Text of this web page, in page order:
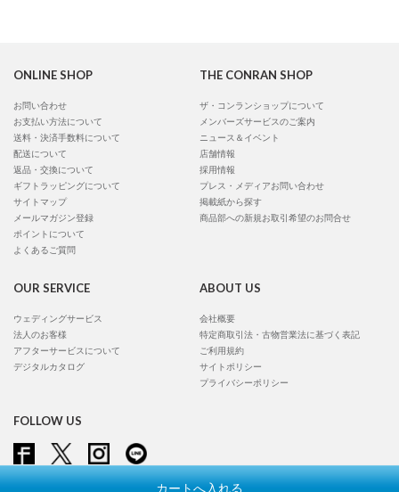
カートへ入れる
ONLINE SHOP
お問い合わせ
お支払い方法について
送料・決済手数料について
配送について
返品・交換について
ギフトラッピングについて
サイトマップ
メールマガジン登録
ポイントについて
よくあるご質問
THE CONRAN SHOP
ザ・コンランショップについて
メンバーズサービスのご案内
ニュース＆イベント
店舗情報
採用情報
プレス・メディアお問い合わせ
掲載紙から探す
商品部への新規お取引希望のお問合せ
OUR SERVICE
ウェディングサービス
法人のお客様
アフターサービスについて
デジタルカタログ
ABOUT US
会社概要
特定商取引法・古物営業法に基づく表記
ご利用規約
サイトポリシー
プライバシーポリシー
FOLLOW US